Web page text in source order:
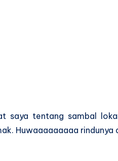
saya tentang sambal
Huwaaaaaaaaa rindunya